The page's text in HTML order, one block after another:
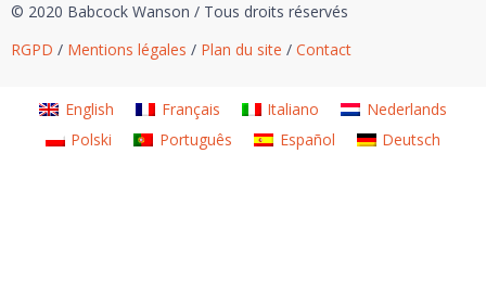
© 2020 Babcock Wanson / Tous droits réservés
RGPD / Mentions légales / Plan du site / Contact
English Français Italiano
Nederlands
Polski
Português Español Deutsch